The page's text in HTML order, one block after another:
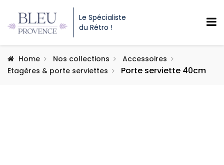
Le Spécialiste
du Rétro !
Home Nos collections
Accessoires
Etagères & porte serviettes
Porte serviette 40cm